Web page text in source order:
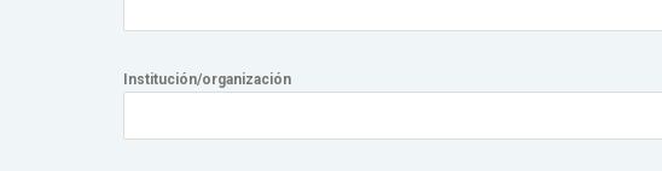
Institución/organización